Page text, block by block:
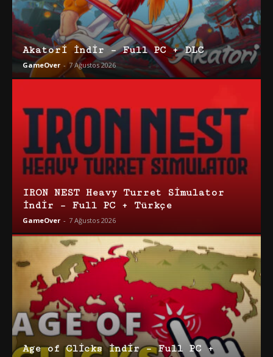
Akatori İndir – Full PC + DLC
GameOver - 7 Ağustos 2026
IRON NEST Heavy Turret Simulator
İndir – Full PC + Türkçe
GameOver - 7 Ağustos 2026
Age of Clicks İndir – Full PC +